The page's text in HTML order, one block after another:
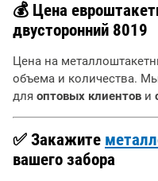
💰 Цена
двусторонний 8019
Цена на
объема и количества.
для оптовых клиентов и
✅ Закажите
вашего забора